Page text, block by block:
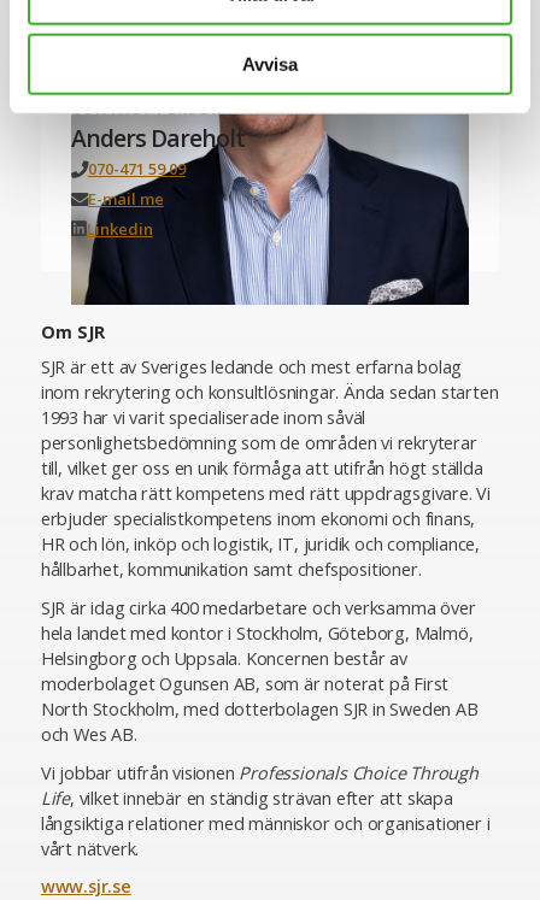
Avvisa
CONTACT PERSON
Anders Dareholt
070-471 59 09
E-mail me
Linkedin
Om SJR
SJR är ett av Sveriges ledande och mest erfarna bolag
inom rekrytering och konsultlösningar. Ända sedan starten
1993 har vi varit specialiserade inom såväl
personlighetsbedömning som de områden vi rekryterar
till, vilket ger oss en unik förmåga att utifrån högt ställda
krav matcha rätt kompetens med rätt uppdragsgivare. Vi
erbjuder specialistkompetens inom ekonomi och finans,
HR och lön, inköp och logistik, IT, juridik och compliance,
hållbarhet, kommunikation samt chefspositioner.
SJR är idag cirka 400 medarbetare och verksamma över
hela landet med kontor i Stockholm, Göteborg, Malmö,
Helsingborg och Uppsala. Koncernen består av
moderbolaget Ogunsen AB, som är noterat på First
North Stockholm, med dotterbolagen SJR in Sweden AB
och Wes AB.
Vi jobbar utifrån visionen Professionals Choice Through
Life, vilket innebär en ständig strävan efter att skapa
långsiktiga relationer med människor och organisationer i
vårt nätverk.
www.sjr.se